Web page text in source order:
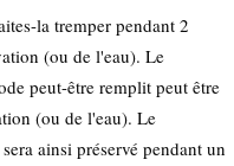
la tremper pendant 2
(ou de l'eau). Le
peut-être remplit peut être
(ou de l'eau). Le
ainsi préservé pendant un